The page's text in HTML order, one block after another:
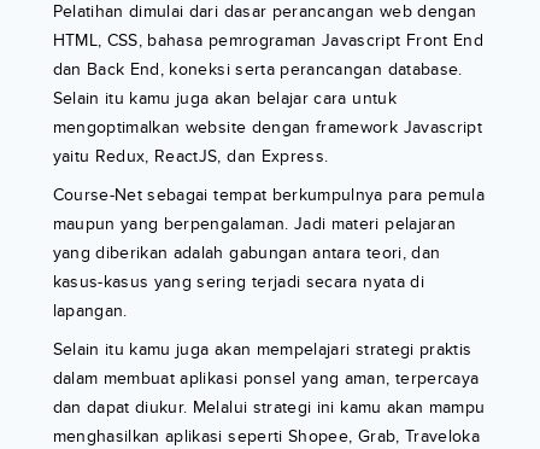
Pelatihan dimulai dari dasar perancangan web dengan
HTML, CSS, bahasa pemrograman Javascript Front End
dan Back End, koneksi serta perancangan database.
Selain itu kamu juga akan belajar cara untuk
mengoptimalkan website dengan framework Javascript
yaitu Redux, ReactJS, dan Express.
Course-Net sebagai tempat berkumpulnya para pemula
maupun yang berpengalaman. Jadi materi pelajaran
yang diberikan adalah gabungan antara teori, dan
kasus-kasus yang sering terjadi secara nyata di
lapangan.
Selain itu kamu juga akan mempelajari strategi praktis
dalam membuat aplikasi ponsel yang aman, terpercaya
dan dapat diukur. Melalui strategi ini kamu akan mampu
menghasilkan aplikasi seperti Shopee, Grab, Traveloka